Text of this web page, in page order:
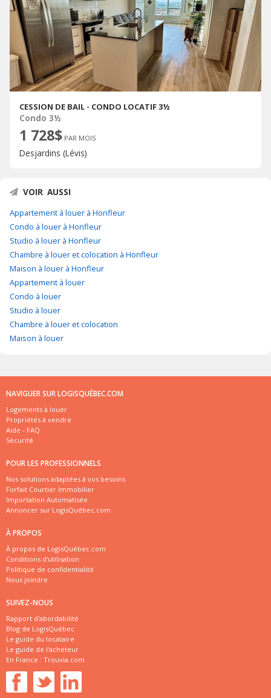
CESSION DE BAIL - CONDO LOCATIF 3½
Condo 3½
1 728$ PAR MOIS
Desjardins (Lévis)
VOIR AUSSI
Appartement à louer à Honfleur
Condo à louer à Honfleur
Studio à louer à Honfleur
Chambre à louer et colocation à Honfleur
Maison à louer à Honfleur
Appartement à louer
Condo à louer
Studio à louer
Chambre à louer et colocation
Maison à louer
NAVIGUER SUR LOGISQUÉBEC.COM
Logements à louer
Propriétés à vendre
Aide - FAQ
Sécurité
POUR LES PROFESSIONNELS
Nos solutions adaptées à vos besoins
Forfait Courtier Immobilier
Importation Automatisée
Annoncer sur LogisQuébec.com
À PROPOS
À propos de LogisQuébec.com
Conditions d'utilisation
Politique de confidentialité
Nous joindre
SUIVEZ-NOUS
Rapport d'abordabilité
Blog de LogisQuébec
Le guide du locataire
Le guide de l'acheteur
En France : Trouvia.com